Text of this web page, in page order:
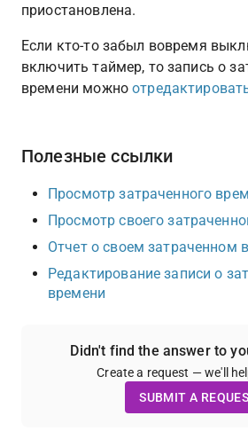
приостановлена.
Если кто-то забыл вовремя
включить таймер, то запись о
времени можно
Полезные ссылки
Просмотр затраченного
Просмотр своего
Отчет о своем затраченном
Редактирование записи о
времени
Didn't find the answer to
Create a request — we'll
SUBMIT A